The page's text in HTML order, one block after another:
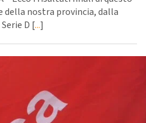
della nostra provincia, dalla
D [...]